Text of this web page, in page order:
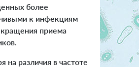
более
к инфекциям
приема
на различия в частоте